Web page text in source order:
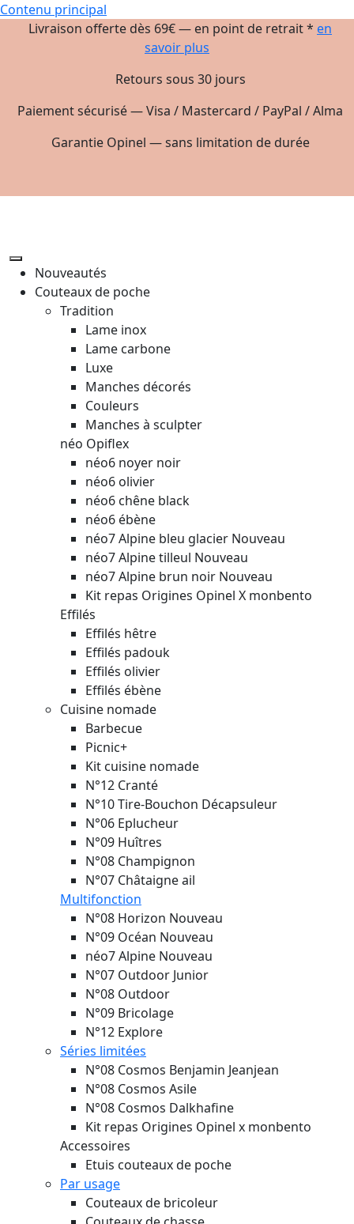
Contenu principal
Livraison offerte dès 69€ — en point de retrait * en
savoir plus
Retours sous 30 jours
Paiement sécurisé — Visa / Mastercard / PayPal / Alma
Garantie Opinel — sans limitation de durée
Nouveautés
Couteaux de poche
Tradition
Lame inox
Lame carbone
Luxe
Manches décorés
Couleurs
Manches à sculpter
néo Opiflex
néo6 noyer noir
néo6 olivier
néo6 chêne black
néo6 ébène
néo7 Alpine bleu glacier Nouveau
néo7 Alpine tilleul Nouveau
néo7 Alpine brun noir Nouveau
Kit repas Origines Opinel X monbento
Effilés
Effilés hêtre
Effilés padouk
Effilés olivier
Effilés ébène
Cuisine nomade
Barbecue
Picnic+
Kit cuisine nomade
N°12 Cranté
N°10 Tire-Bouchon Décapsuleur
N°06 Eplucheur
N°09 Huîtres
N°08 Champignon
N°07 Châtaigne ail
Multifonction
N°08 Horizon Nouveau
N°09 Océan Nouveau
néo7 Alpine Nouveau
N°07 Outdoor Junior
N°08 Outdoor
N°09 Bricolage
N°12 Explore
Séries limitées
N°08 Cosmos Benjamin Jeanjean
N°08 Cosmos Asile
N°08 Cosmos Dalkhafine
Kit repas Origines Opinel x monbento
Accessoires
Etuis couteaux de poche
Par usage
Couteaux de bricoleur